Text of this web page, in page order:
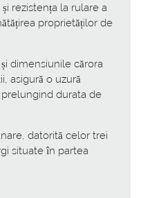
rezistența la rulare a
proprietăților de
dimensiunile cărora
asigură o uzură
durata de
datorită celor trei
situate în partea